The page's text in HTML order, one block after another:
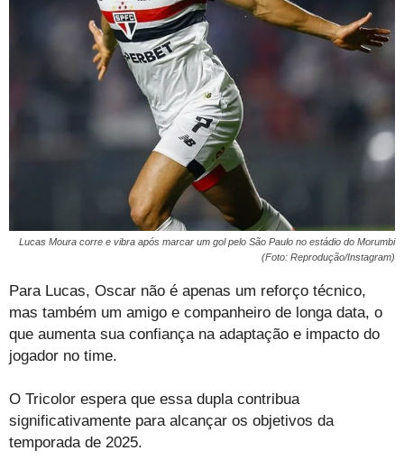
Lucas Moura corre e vibra após marcar um gol pelo São Paulo no estádio do Morumbi
(Foto: Reprodução/Instagram)
Para Lucas, Oscar não é apenas um reforço técnico,
mas também um amigo e companheiro de longa data, o
que aumenta sua confiança na adaptação e impacto do
jogador no time.
O Tricolor espera que essa dupla contribua
significativamente para alcançar os objetivos da
temporada de 2025.